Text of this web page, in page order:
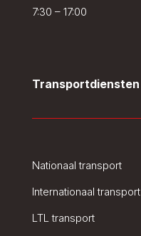
7:30 – 17:00
Transportdiensten
Nationaal transport
Internationaal transport
LTL transport